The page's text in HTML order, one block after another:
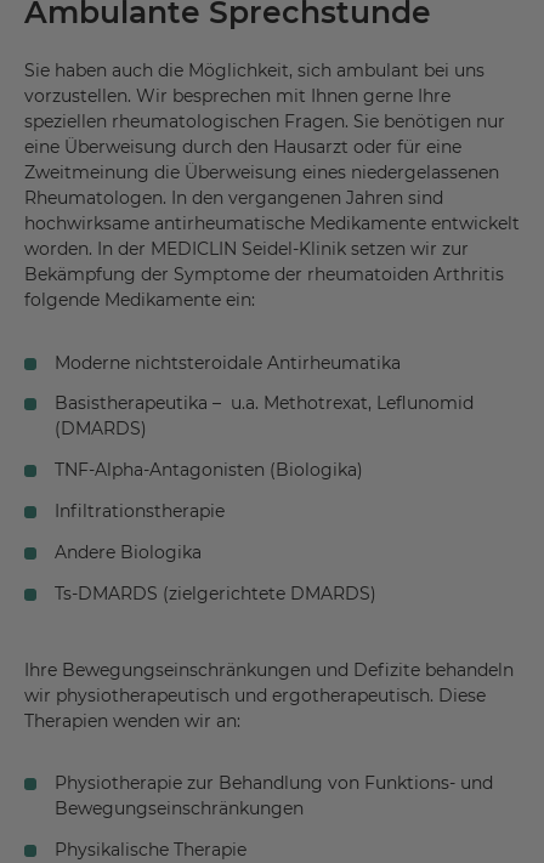
Ambulante Sprechstunde
Sie haben auch die Möglichkeit, sich ambulant bei uns
vorzustellen. Wir besprechen mit Ihnen gerne Ihre
speziellen rheumatologischen Fragen. Sie benötigen nur
eine Überweisung durch den Hausarzt oder für eine
Zweitmeinung die Überweisung eines niedergelassenen
Rheumatologen. In den vergangenen Jahren sind
hochwirksame antirheumatische Medikamente entwickelt
worden. In der MEDICLIN Seidel-Klinik setzen wir zur
Bekämpfung der Symptome der rheumatoiden Arthritis
folgende Medikamente ein:
Moderne nichtsteroidale Antirheumatika
Basistherapeutika – u.a. Methotrexat, Leflunomid
(DMARDS)
TNF-Alpha-Antagonisten (Biologika)
Infiltrationstherapie
Andere Biologika
Ts-DMARDS (zielgerichtete DMARDS)
Ihre Bewegungseinschränkungen und Defizite behandeln
wir physiotherapeutisch und ergotherapeutisch. Diese
Therapien wenden wir an:
Physiotherapie zur Behandlung von Funktions- und
Bewegungseinschränkungen
Physikalische Therapie